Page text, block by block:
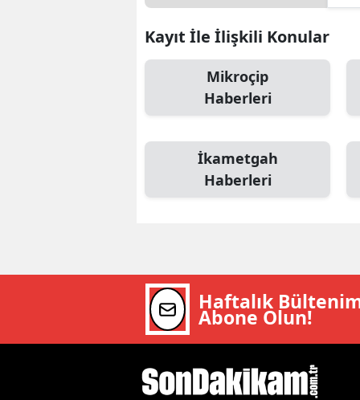
Kayıt İle İlişkili Konular
Mikroçip
Haberleri
İkametgah
Haberleri
Haftalık
Abone Olun!